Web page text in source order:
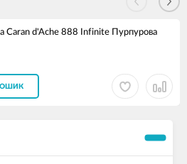
Caran d'Ache 888 Infinite Пурпурова